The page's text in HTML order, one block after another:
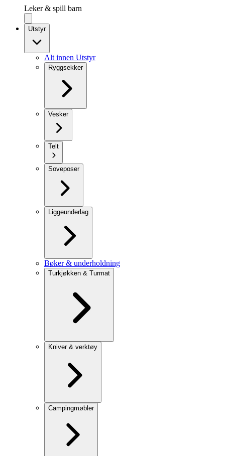
Leker & spill barn
Utstyr
Alt innen Utstyr
Ryggsekker
Vesker
Telt
Soveposer
Liggeunderlag
Bøker & underholdning
Turkjøkken & Turmat
Kniver & verktøy
Campingmøbler